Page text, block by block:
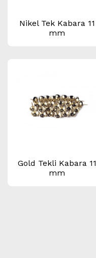
Nikel Tek Kabara 11
mm
Gold Tekli Kabara 11
mm